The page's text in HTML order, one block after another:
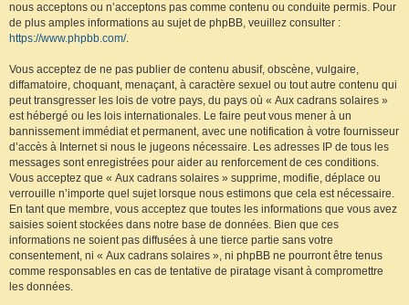
nous acceptons ou n’acceptons pas comme contenu ou conduite permis. Pour
de plus amples informations au sujet de phpBB, veuillez consulter :
https://www.phpbb.com/.
Vous acceptez de ne pas publier de contenu abusif, obscène, vulgaire,
diffamatoire, choquant, menaçant, à caractère sexuel ou tout autre contenu qui
peut transgresser les lois de votre pays, du pays où « Aux cadrans solaires »
est hébergé ou les lois internationales. Le faire peut vous mener à un
bannissement immédiat et permanent, avec une notification à votre fournisseur
d’accès à Internet si nous le jugeons nécessaire. Les adresses IP de tous les
messages sont enregistrées pour aider au renforcement de ces conditions.
Vous acceptez que « Aux cadrans solaires » supprime, modifie, déplace ou
verrouille n’importe quel sujet lorsque nous estimons que cela est nécessaire.
En tant que membre, vous acceptez que toutes les informations que vous avez
saisies soient stockées dans notre base de données. Bien que ces
informations ne soient pas diffusées à une tierce partie sans votre
consentement, ni « Aux cadrans solaires », ni phpBB ne pourront être tenus
comme responsables en cas de tentative de piratage visant à compromettre
les données.